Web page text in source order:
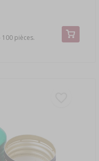
pièces.